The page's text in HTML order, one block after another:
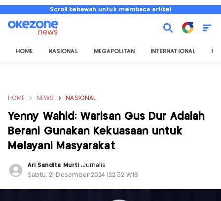
Scroll kebawah untuk membaca artikel
HOME NASIONAL MEGAPOLITAN INTERNATIONAL
HOME NEWS NASIONAL
Yenny Wahid: Warisan Gus Dur Adalah
Berani Gunakan Kekuasaan untuk
Melayani Masyarakat
Ari Sandita Murti ,Jurnalis
Sabtu, 21 Desember 2024 |22:32 WIB